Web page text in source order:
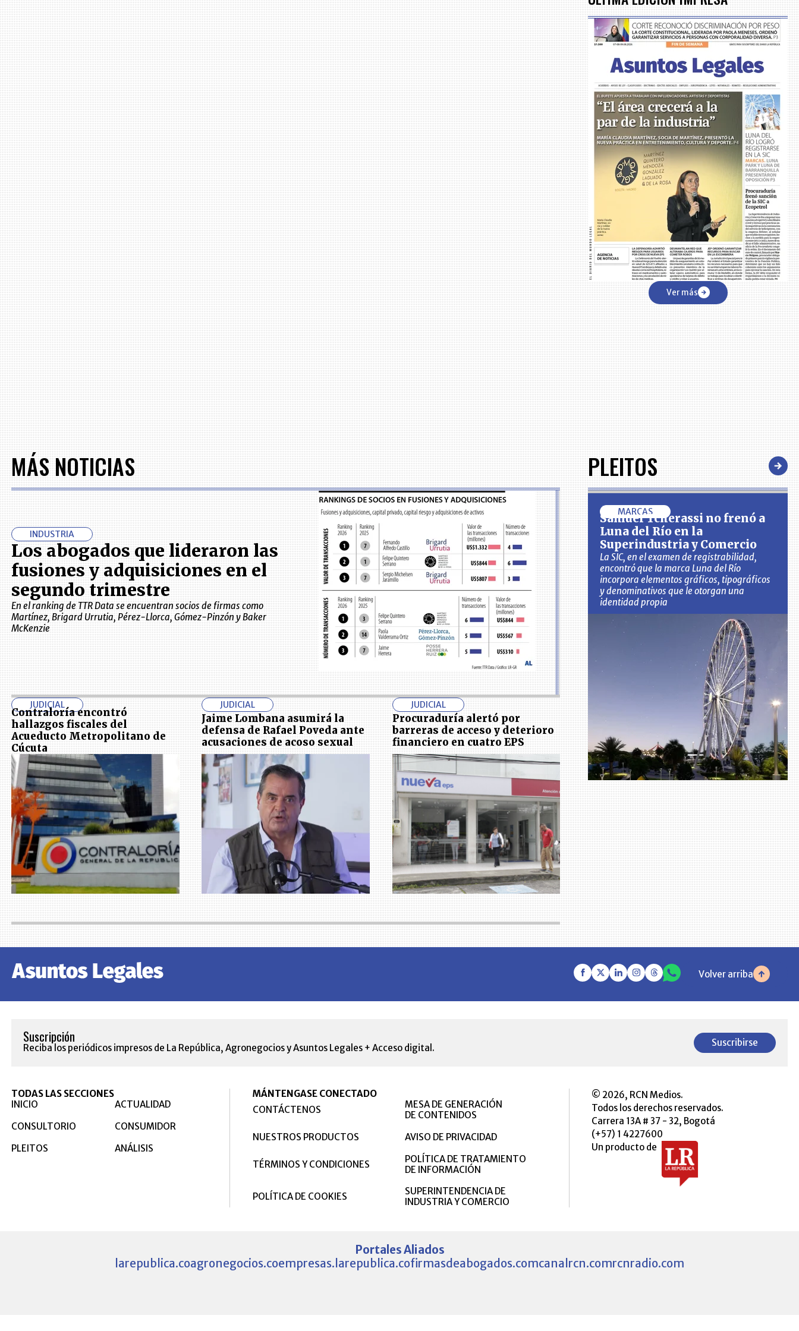
Ver más
MÁS NOTICIAS
INDUSTRIA
Los abogados que lideraron las
fusiones y adquisiciones en el
segundo trimestre
En el ranking de TTR Data se encuentran socios de firmas como
Martínez, Brigard Urrutia, Pérez-Llorca, Gómez-Pinzón y Baker
McKenzie
JUDICIAL
Contraloría encontró
hallazgos fiscales del
Acueducto Metropolitano de
Cúcuta
JUDICIAL
Jaime Lombana asumirá la
defensa de Rafael Poveda ante
acusaciones de acoso sexual
JUDICIAL
Procuraduría alertó por
barreras de acceso y deterioro
financiero en cuatro EPS
PLEITOS
MARCAS
Samuel Tcherassi no frenó a
Luna del Río en la
Superindustria y Comercio
La SIC, en el examen de registrabilidad,
encontró que la marca Luna del Río
incorpora elementos gráficos, tipográficos
y denominativos que le otorgan una
identidad propia
Volver arriba
Suscripción
Reciba los periódicos impresos de La República, Agronegocios y Asuntos Legales + Acceso digital. Suscribirse
TODAS LAS SECCIONES
INICIO
ACTUALIDAD
CONSULTORIO
CONSUMIDOR
PLEITOS
ANÁLISIS
MÁNTENGASE CONECTADO
CONTÁCTENOS
MESA DE GENERACIÓN
DE CONTENIDOS
NUESTROS PRODUCTOS
AVISO DE PRIVACIDAD
TÉRMINOS Y CONDICIONES
POLÍTICA DE TRATAMIENTO
DE INFORMACIÓN
POLÍTICA DE COOKIES
SUPERINTENDENCIA DE
INDUSTRIA Y COMERCIO
© 2026, RCN Medios.
Todos los derechos reservados.
Carrera 13A # 37 - 32, Bogotá
(+57) 1 4227600
Un producto de
Portales Aliados
larepublica.coagronegocios.coempresas.larepublica.cofirmasdeabogados.comcanalrcn.comrcnradio.com